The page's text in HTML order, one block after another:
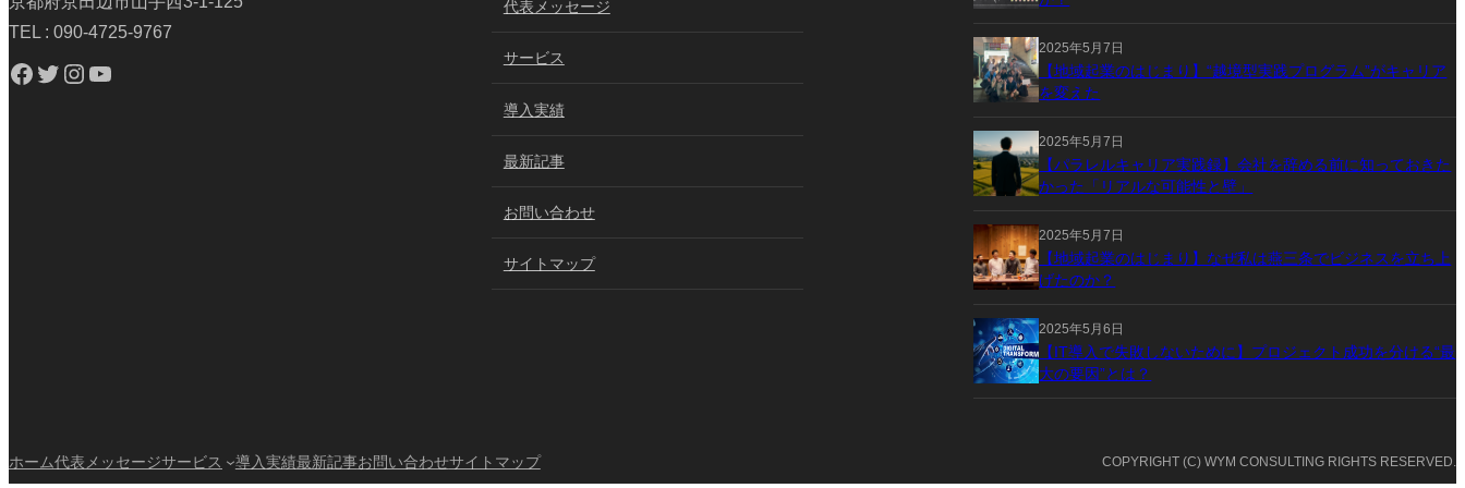
TEL : 090-4725-9767
Facebook Twitter Instagram YouTube
代表メッセージ
サービス
導入実績
最新記事
お問い合わせ
サイトマップ
2025年5月7日
【地域起業のはじまり】“越境型実践プログラム”がキャリア
を変えた
2025年5月7日
【パラレルキャリア実践録】会社を辞める前に知っておきた
かった「リアルな可能性と壁」
2025年5月7日
【地域起業のはじまり】なぜ私は燕三条でビジネスを立ち上
げたのか？
2025年5月6日
【IT導入で失敗しないために】プロジェクト成功を分ける“最
大の要因”とは？
ホーム代表メッセージサービス 導入実績最新記事お問い合わせサイトマップ COPYRIGHT (C) WYM CONSULTING RIGHTS RESERVED.